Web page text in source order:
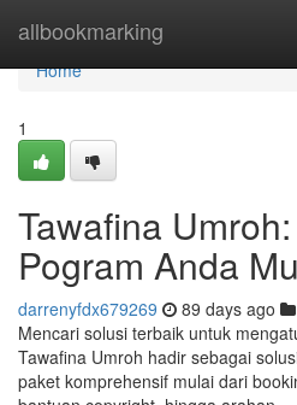
allbookmarking
Home
Home
1
Tawafina
Pogram Anda
darrenyfdx679269 89 days ago
Mencari solusi terbaik untuk
Tawafina Umroh hadir sebagai
paket komprehensif mulai dari